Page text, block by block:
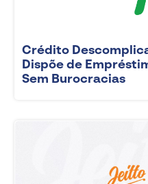
Crédito
Dispõe de
Sem Burocracias